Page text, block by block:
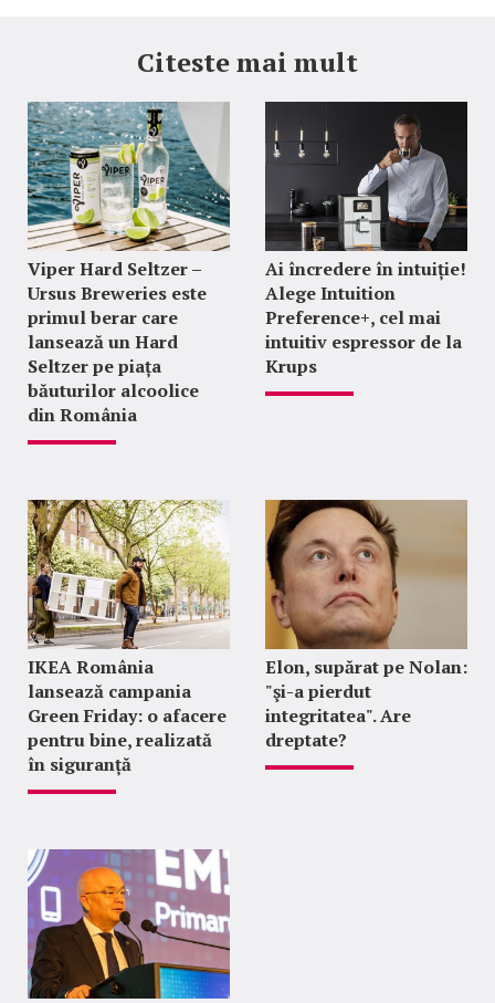
Citeste mai mult
Viper Hard Seltzer –
Ursus Breweries este
primul berar care
lansează un Hard
Seltzer pe piața
băuturilor alcoolice
din România
Ai încredere în intuiție!
Alege Intuition
Preference+, cel mai
intuitiv espressor de la
Krups
IKEA România
lansează campania
Green Friday: o afacere
pentru bine, realizată
în siguranță
Elon, supărat pe Nolan:
"şi-a pierdut
integritatea". Are
dreptate?